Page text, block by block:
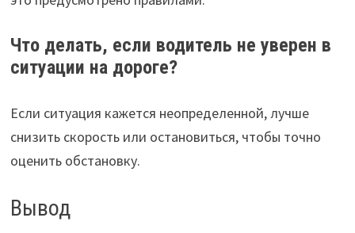
Что делать, если водитель не уверен в
ситуации на дороге?
Если ситуация кажется неопределенной, лучше
снизить скорость или остановиться, чтобы точно
оценить обстановку.
Вывод